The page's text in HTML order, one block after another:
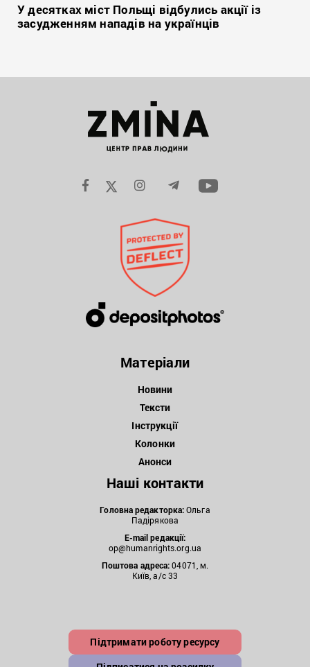
У десятках міст Польщі відбулись акції із
засудженням нападів на українців
Матеріали
Новини
Тексти
Інструкції
Колонки
Анонси
Наші контакти
Головна редакторка:Ольга
Падірякова
E-mail редакції:
op@humanrights.org.ua
Поштова адреса:04071, м.
Київ, а/с 33
Підтримати роботу ресурсу